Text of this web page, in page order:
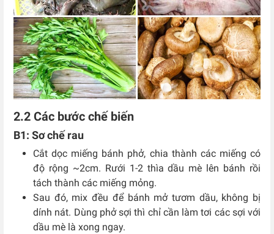
2.2 Các bước chế biến
B1: Sơ chế rau
Cắt dọc miếng bánh phở, chia thành các miếng có
độ rộng ~2cm. Rưới 1-2 thìa dầu mè lên bánh rồi
tách thành các miếng mỏng.
Sau đó, mix đều để bánh mở tươm dầu, không bị
dính nát. Dùng phở sợi thì chỉ cần làm tơi các sợi với
dầu mè là xong ngay.